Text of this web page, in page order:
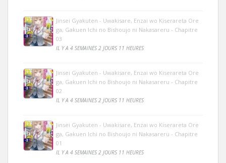
Jinsei Gyakuten - Uwakisare, Enzai wo Kiserareta Ore
ga, Gakuen Ichi no Bishoujo ni Nakasareru - Chapitre
03
IL Y A 4 SEMAINES 2 JOURS 11 HEURES
Jinsei Gyakuten - Uwakisare, Enzai wo Kiserareta Ore
ga, Gakuen Ichi no Bishoujo ni Nakasareru - Chapitre
02
IL Y A 4 SEMAINES 2 JOURS 11 HEURES
Jinsei Gyakuten - Uwakisare, Enzai wo Kiserareta Ore
ga, Gakuen Ichi no Bishoujo ni Nakasareru - Chapitre
01
IL Y A 4 SEMAINES 2 JOURS 11 HEURES